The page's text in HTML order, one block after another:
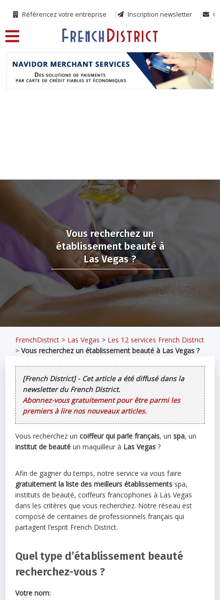
Référencez votre entreprise Inscription newsletter
Vous recherchez un
établissement beauté à
Las Vegas ?
FrenchDistrict > Las Vegas > Les 12 services French District
>Vous recherchez un établissement beauté à Las Vegas ?
[French District] - Cet article a été diffusé dans la
newsletter du French District.
Abonnez-vous gratuitement pour être parmi les
premiers à lire nos nouveaux articles.
Vous recherchez uncoiffeur qui parle français, unspa, un
institut de beauté un maquilleur à Las Vegas ?
Afin de gagner du temps, notre service va vous faire
gratuitement la liste des meilleurs établissements spa,
instituts de beauté, coiffeurs francophones à Las Vegas
dans les critères que vous recherchez. Notre réseau est
composé de centaines de professionnels français qui
partagent l’esprit French District.
Quel type d’établissement beauté
recherchez-vous ?
Votre nom: